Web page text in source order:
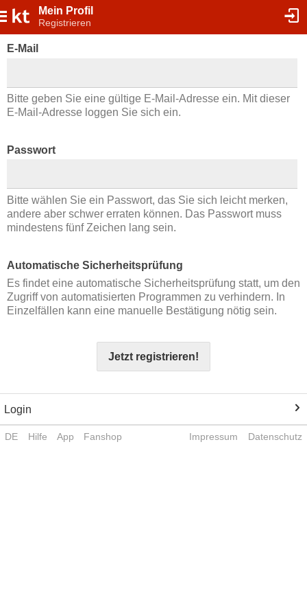
Mein Profil
Registrieren
E-Mail
Bitte geben Sie eine gültige E-Mail-Adresse ein. Mit dieser
E-Mail-Adresse loggen Sie sich ein.
Passwort
Bitte wählen Sie ein Passwort, das Sie sich leicht merken,
andere aber schwer erraten können. Das Passwort muss
mindestens fünf Zeichen lang sein.
Automatische Sicherheitsprüfung
Es findet eine automatische Sicherheitsprüfung statt, um den
Zugriff von automatisierten Programmen zu verhindern. In
Einzelfällen kann eine manuelle Bestätigung nötig sein.
Jetzt registrieren!
Login
DE Hilfe App Fanshop Impressum Datenschutz